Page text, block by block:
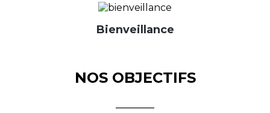
Bienveillance
NOS OBJECTIFS